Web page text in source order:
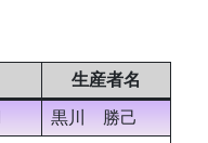
生産者名
黒川 勝己